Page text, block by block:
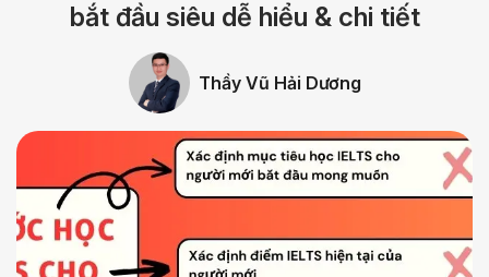
bắt đầu siêu dễ hiểu & chi tiết
Thầy Vũ Hải Dương